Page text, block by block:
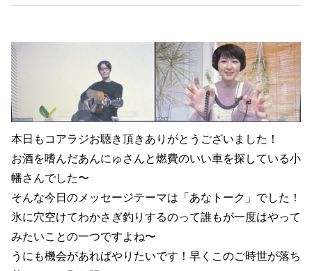
本日もコアラジお聴き頂きありがとうございました！
お酒を嗜んだあんにゅさんと燃費のいい車を探している小
幡さんでした〜
そんな今日のメッセージテーマは「あなトーク」でした！
氷に穴空けてわかさぎ釣りするのって誰もが一度はやって
みたいことの一つですよね〜
うにも機会があればやりたいです！早くこのご時世が落ち